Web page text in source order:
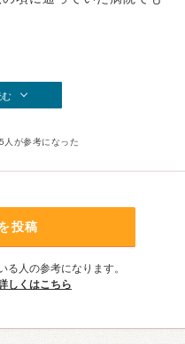
5人が参考になった
投稿
人の参考になります。
しくはこちら